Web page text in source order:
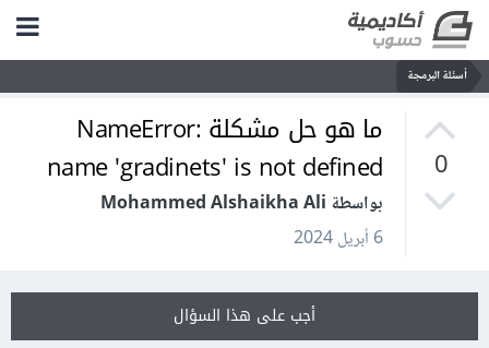
أسئلة البرمجة
0
ما هو حل مشكلة NameError:
name 'gradinets' is not defined
بواسطة Mohammed Alshaikha Ali
6 أبريل 2024
أجب على هذا السؤال